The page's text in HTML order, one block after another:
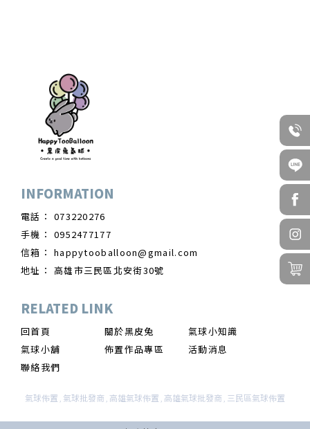
073220276
0952477177
happytooballoon@gmail.com
高雄市三民區北安街30號
回首頁 關於黑皮兔
氣球小知識
氣球小舖
佈置作品專區
活動消息
聯絡我們
氣球佈置 氣球批發商 高雄氣球佈置 高雄氣球批發商 三民區氣球佈置